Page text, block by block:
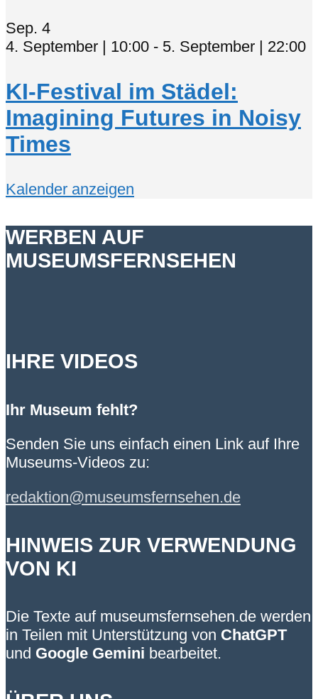
Sep. 4
4. September | 10:00 - 5. September | 22:00
KI-Festival im Städel:
Imagining Futures in Noisy
Times
Kalender anzeigen
WERBEN AUF
MUSEUMSFERNSEHEN
IHRE VIDEOS
Ihr Museum fehlt?
Senden Sie uns einfach einen Link auf Ihre
Museums-Videos zu:
redaktion@museumsfernsehen.de
HINWEIS ZUR VERWENDUNG
VON KI
Die Texte auf museumsfernsehen.de werden
in Teilen mit Unterstützung von ChatGPT
und Google Gemini bearbeitet.